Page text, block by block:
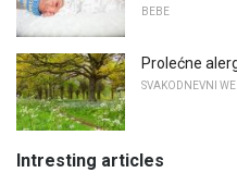
BEBE
Prolećne
SVAKODNEVNI
Intresting articles